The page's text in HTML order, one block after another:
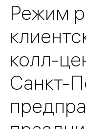
Режим
колл-
Санкт-